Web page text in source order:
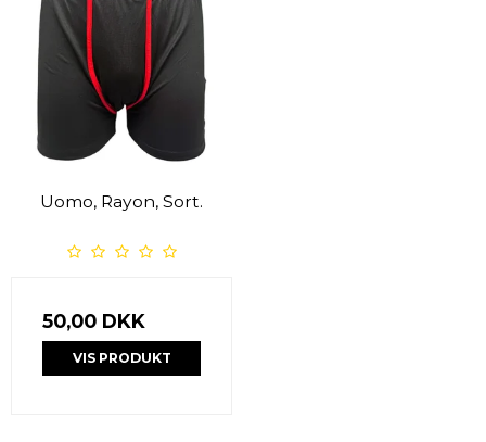
Uomo, Rayon, Sort.
50,00 DKK
VIS PRODUKT